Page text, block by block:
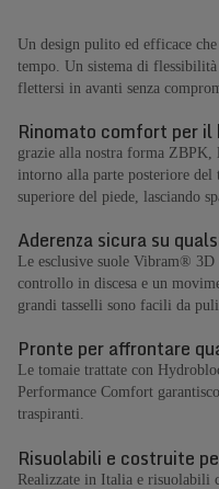
Un design pulito ed efficace
tempo. Un sistema di
flettersi in avanti senza
Rinomato comfort per il
grazie alla nostra forma ZBPK,
intorno alla parte posteriore del
superiore del piede, lasciando
Aderenza sicura su
Le esclusive suole Vibram®
controllo in discesa e un
grandi tasselli sono facili da
Pronte per affrontare
Le tomaie trattate con
Performance Comfort
traspiranti.
Risuolabili e costruite
Realizzate in Italia e